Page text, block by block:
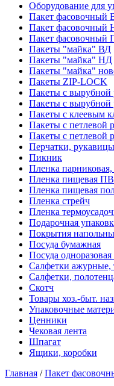
Оборудование для
Пакет фасовочный
Пакет фасовочный
Пакет фасовочный
Пакеты "майка" ВД
Пакеты "майка" НД
Пакеты "майка"
Пакеты ZIP-LOCK
Пакеты с вырубной
Пакеты с вырубной
Пакеты с клеевым
Пакеты с петлевой
Пакеты с петлевой
Перчатки, рукавицы
Пикник
Пленка
Пленка пищевая
Пленка пищевая
Пленка стрейч
Пленка
Подарочная
Покрытия
Посуда бумажная
Посуда
Салфетки ажурные,
Салфетки,
Скотч
Товары хоз.-быт.
Упаковочные
Ценники
Чековая лента
Шпагат
Ящики, коробки
Главная /Пакет